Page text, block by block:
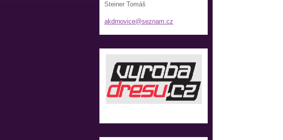
Steiner Tomáš
akdrnovice@seznam.cz